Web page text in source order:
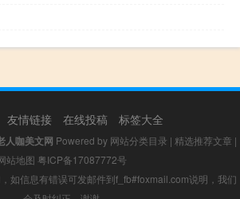
友情链接 在线投稿 标签大全
人咖美文网 Powered by 网站分类目录 | 精选推荐文章 |
站地图 粤ICP备17087772号
如信息有错误可发邮件到f_fb#foxmail.com说明，我们